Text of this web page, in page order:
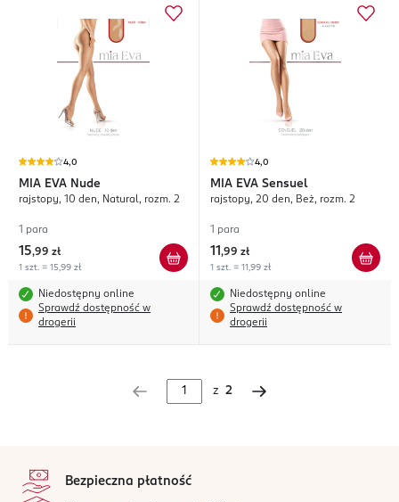
4,0
MIA EVA Nude
rajstopy, 10 den, Natural, rozm. 2
1 para
15,99 zł
1 szt. = 15,99 zł
Niedostępny online
Sprawdź dostępność w
drogerii
4,0
MIA EVA Sensuel
rajstopy, 20 den, Beż, rozm. 2
1 para
11 ,99 zł
1 szt. = 11,99 zł
Niedostępny online
Sprawdź dostępność w
drogerii
z 2
Bezpieczna płatność